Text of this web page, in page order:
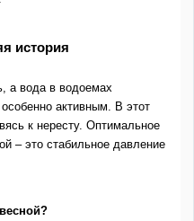
история
а вода в водоемах
активным. В этот
к нересту. Оптимальное
– это стабильное давление